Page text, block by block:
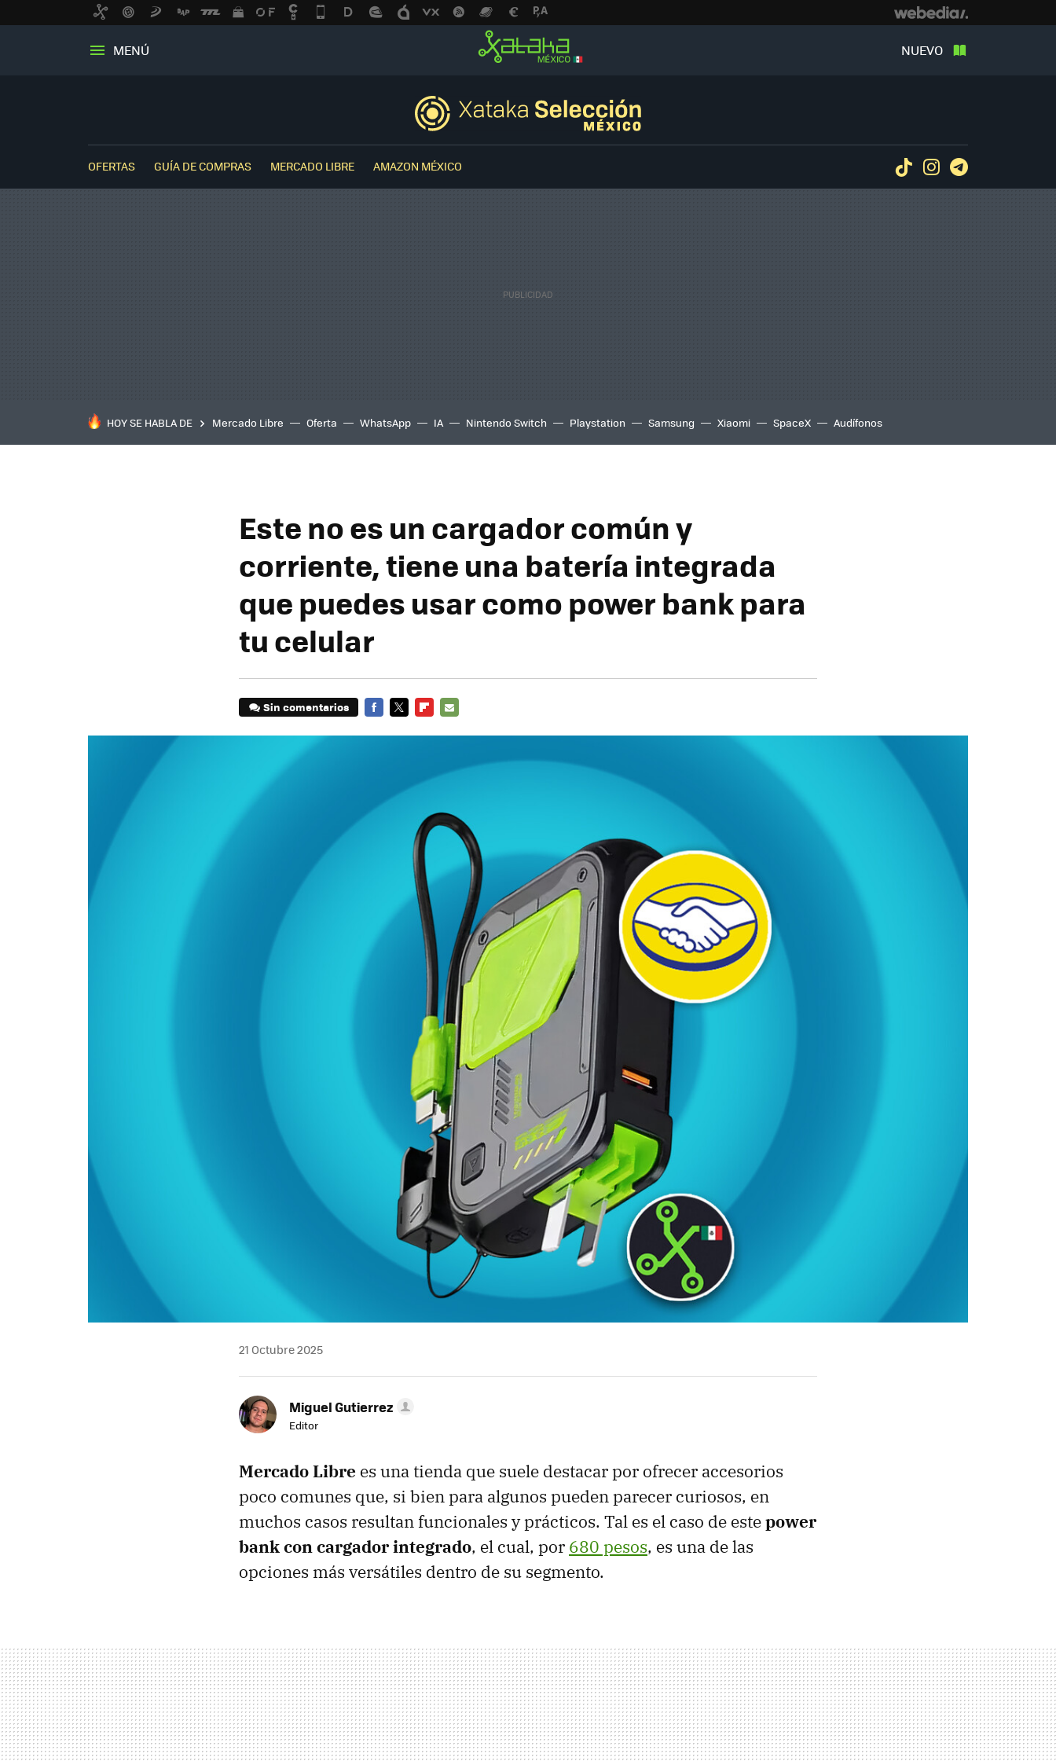
MENÚ NUEVO
OFERTAS GUÍA DE COMPRAS MERCADO LIBRE AMAZON MÉXICO TiktokInstagram
HOY SE HABLA DE Mercado Libre Oferta WhatsApp IA Nintendo Switch Playstation Samsung Xiaomi SpaceX Audífonos
Este no es un cargador común y
corriente, tiene una batería integrada
que puedes usar como power bank para
tu celular
Sin comentarios
21 Octubre 2025
Miguel Gutierrez
Editor
Mercado Libre es una tienda que suele destacar por ofrecer accesorios
poco comunes que, si bien para algunos pueden parecer curiosos, en
muchos casos resultan funcionales y prácticos. Tal es el caso de estepower
bank con cargador integrado, el cual, por 680 pesos, es una de las
opciones más versátiles dentro de su segmento.